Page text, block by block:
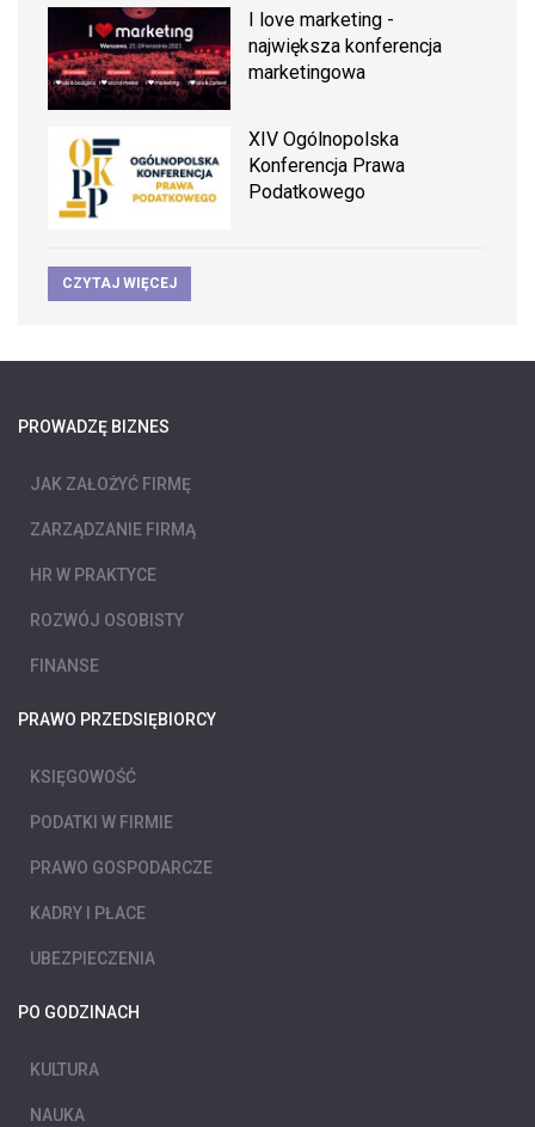
I love marketing -
największa konferencja
marketingowa
XIV Ogólnopolska
Konferencja Prawa
Podatkowego
CZYTAJ WIĘCEJ
PROWADZĘ BIZNES
JAK ZAŁOŻYĆ FIRMĘ
ZARZĄDZANIE FIRMĄ
HR W PRAKTYCE
ROZWÓJ OSOBISTY
FINANSE
PRAWO PRZEDSIĘBIORCY
KSIĘGOWOŚĆ
PODATKI W FIRMIE
PRAWO GOSPODARCZE
KADRY I PŁACE
UBEZPIECZENIA
PO GODZINACH
KULTURA
NAUKA